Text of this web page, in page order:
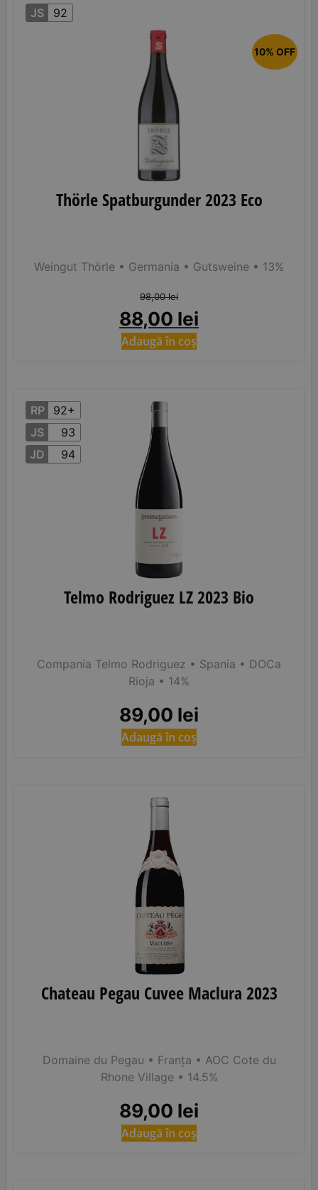
10% OFF
JS 92
Thörle Spatburgunder 2023 Eco
Weingut Thörle • Germania • Gutsweine • 13%
98,00lei
88,00 lei
Adaugă în coș
RP
92+
JS
93
JD
94
Telmo Rodriguez LZ 2023 Bio
Compania Telmo Rodriguez • Spania • DOCa
Rioja • 14%
89,00 lei
Adaugă în coș
Chateau Pegau Cuvee Maclura 2023
Domaine du Pegau • Franța • AOC Cote du
Rhone Village• 14.5%
89,00 lei
Adaugă în coș